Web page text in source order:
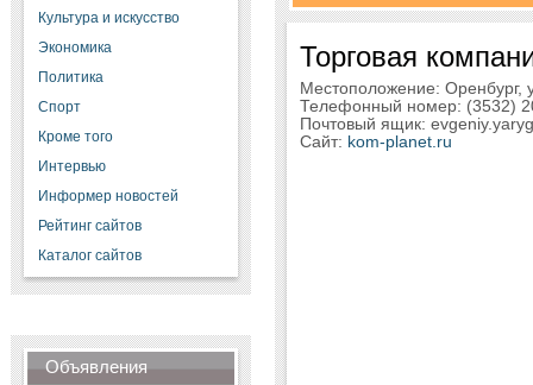
Культура и искусство
Экономика
Политика
Спорт
Кроме того
Интервью
Информер новостей
Рейтинг сайтов
Каталог сайтов
Объявления
Торговая
Местоположение:
Телефонный номер: (3532)
Почтовый ящик:
Сайт: kom-planet.ru